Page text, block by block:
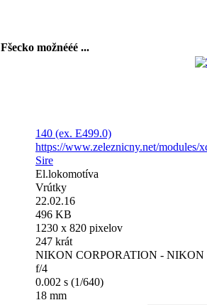
Fšecko možnééé ...
140 (ex. E499.0)
https://www.zeleznicny.net/modules/
Sire
El.lokomotíva
Vrútky
22.02.16
496 KB
1230 x 820 pixelov
247 krát
NIKON CORPORATION - NIKON
f/4
0.002 s (1/640)
18 mm